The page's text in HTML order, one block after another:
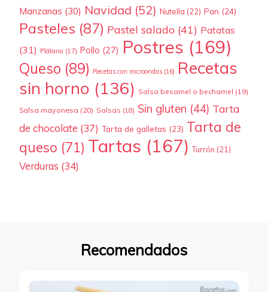
Manzanas (30) Navidad (52) Nutella (22) Pan (24)
Pasteles (87) Pastel salado (41) Patatas
(31) Plátano (17) Pollo (27) Postres (169)
Queso (89) Recetas con microondas (16) Recetas
sin horno (136) Salsa besamel o bechamel (19)
Salsa mayonesa (20) Salsas (18) Sin gluten (44) Tarta
de chocolate (37) Tarta de galletas (23) Tarta de
queso (71) Tartas (167) Turrón (21)
Verduras (34)
Recomendados